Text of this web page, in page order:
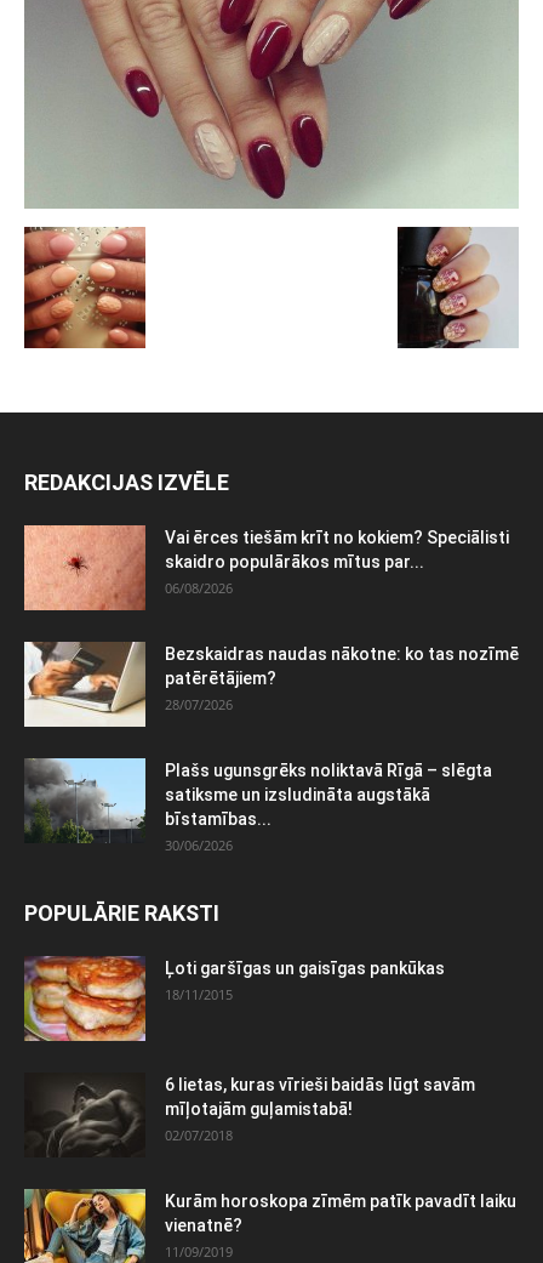
REDAKCIJAS IZVĒLE
Vai ērces tiešām krīt no kokiem? Speciālisti
skaidro populārākos mītus par...
06/08/2026
Bezskaidras naudas nākotne: ko tas nozīmē
patērētājiem?
28/07/2026
Plašs ugunsgrēks noliktavā Rīgā – slēgta
satiksme un izsludināta augstākā
bīstamības...
30/06/2026
POPULĀRIE RAKSTI
Ļoti garšīgas un gaisīgas pankūkas
18/11/2015
6 lietas, kuras vīrieši baidās lūgt savām
mīļotajām guļamistabā!
02/07/2018
Kurām horoskopa zīmēm patīk pavadīt laiku
vienatnē?
11/09/2019